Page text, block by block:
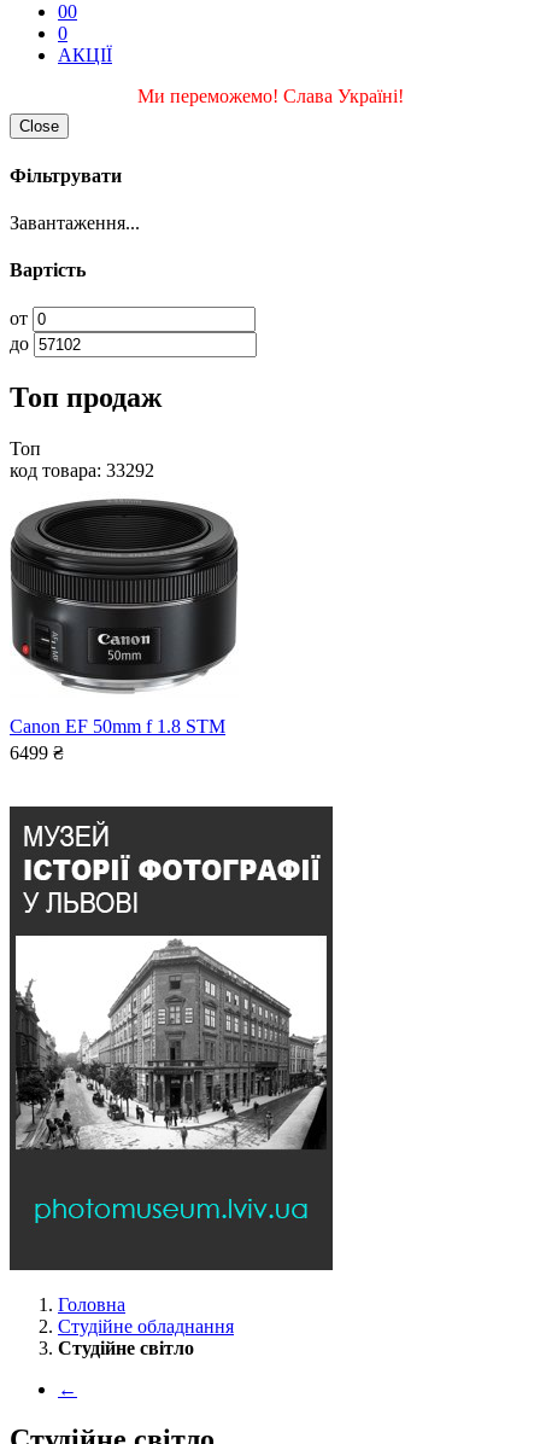
00
0
АКЦІЇ
Ми переможемо! Слава Україні!
Close
Фільтрувати
Завантаження...
Вартість
от
до
Топ продаж
Топ
код товара: 33292
Canon EF 50mm f 1.8 STM
6499 ₴
Головна
Студійне обладнання
Студійне світло
←